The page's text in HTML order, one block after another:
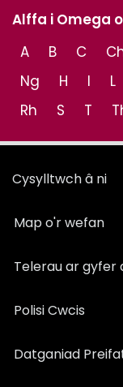
Alffa i Omega
A
B C
Ng
H I L
Rh
S T
Cysylltwch â ni
Map o'r wefan
Telerau ar gyfer
Polisi Cwcis
Datganiad